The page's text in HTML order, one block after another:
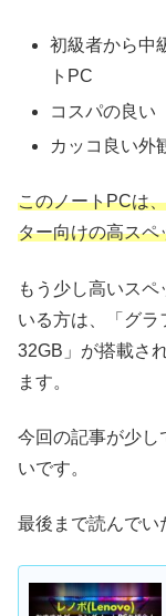
初級者から中
トPC
コスパの良い
カッコ良い外
このノートPCは
ター向けの高スペ
もう少し高いス
いる方は、「グラ
32GB」が搭載さ
ます。
今回の記事が少し
いです。
最後まで読んでい